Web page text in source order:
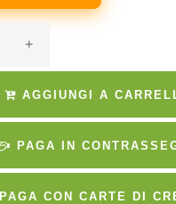
+
AGGIUNGI A
PAGA IN
PAGA CON CARTE DI